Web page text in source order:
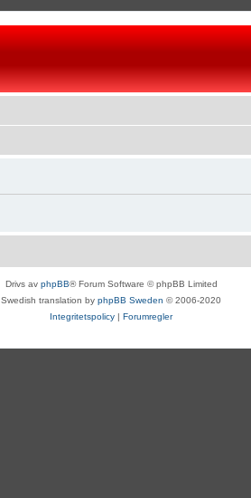
Drivs av phpBB® Forum Software © phpBB Limited
Swedish translation by phpBB Sweden © 2006-2020
Integritetspolicy | Forumregler